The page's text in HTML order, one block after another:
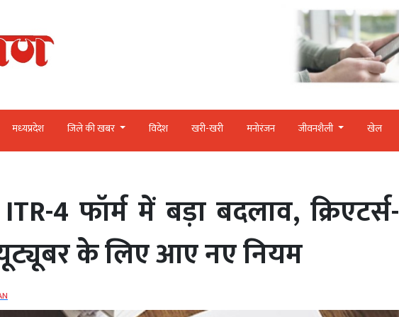
मध्‍यप्रदेश जिले की खबर विदेश खरी-खरी मनोरंजन जीवनशैली खेल
4 फॉर्म में बड़ा बदलाव, क्रिएटर्स-
के लिए आए नए नियम